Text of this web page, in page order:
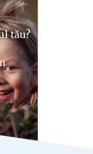
tău?